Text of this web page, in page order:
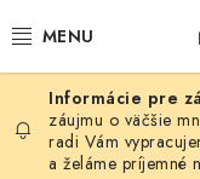
na
PLOTOVÉ PANELY
PLETIVO
záujmu o väčšie
radi Vám
a želáme príjemné